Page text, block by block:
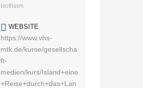
Hofheim
WEBSITE
https://www.vhs-
mtk.de/kurse/gesellscha
ft-
medien/kurs/Island+eine
+Reise+durch+das+Lan